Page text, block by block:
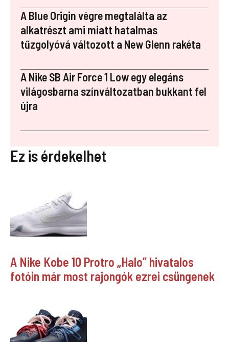
A Blue Origin végre megtalálta az
alkatrészt ami miatt hatalmas
tűzgolyóvá változott a New Glenn rakéta
A Nike SB Air Force 1 Low egy elegáns
világosbarna színváltozatban bukkant fel
újra
Ez is érdekelhet
A Nike Kobe 10 Protro „Halo” hivatalos
fotóin már most rajongók ezrei csüngenek